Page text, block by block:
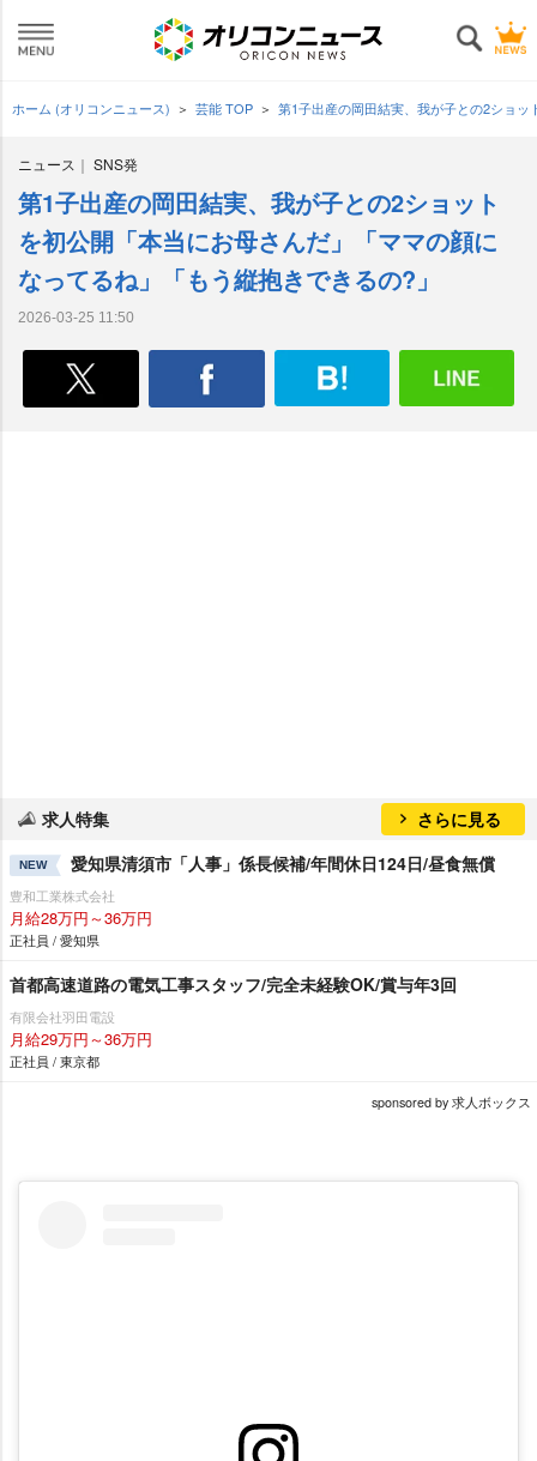
ホーム (オリコンニュース) 芸能 TOP 第1子出産の岡田結実、我が子との2ショ
ニュース SNS発
第1子出産の岡田結実、我が子との2ショット
を初公開「本当にお母さんだ」「ママの顔に
なってるね」「もう縦抱きできるの?」
2026-03-25 11:50
求人特集 さらに見る
NEW 愛知県清須市「人事」係長候補/年間休日124日/昼食無償
豊和工業株式会社
月給28万円～36万円
正社員 / 愛知県
首都高速道路の電気工事スタッフ/完全未経験OK/賞与年3回
有限会社羽田電設
月給29万円～36万円
正社員 / 東京都
sponsored by 求人ボックス